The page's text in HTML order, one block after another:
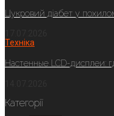
Цукровий діабет у
Техніка
Настенные LCD-дисплеи:
Категорії